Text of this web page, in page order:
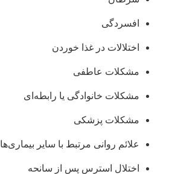
افسردگی
اختلالات در غذا خوردن
مشکلات عاطفی
مشکلات خانوادگی یا رابطه‌ای
مشکلات پزشکی
علائم روانی مرتبط با سایر بیماری‌ها
اختلال استرس پس از سانحه